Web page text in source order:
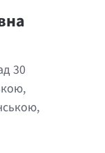
30